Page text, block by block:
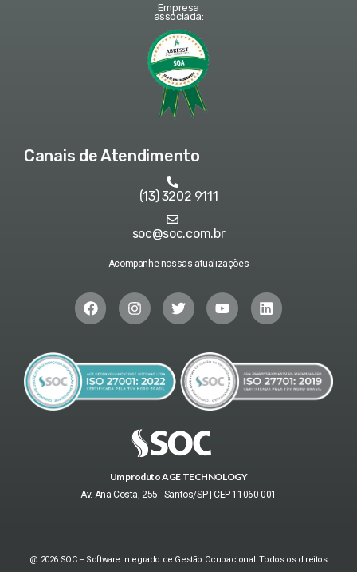
Empresa
associada:
Canais de Atendimento
(13) 3202 9111
soc@soc.com.br
Acompanhe nossas atualizações
Um produto AGE TECHNOLOGY
Av. Ana Costa, 255 - Santos/SP | CEP 11060-001
@ 2026 SOC – Software Integrado de Gestão Ocupacional. Todos os direitos